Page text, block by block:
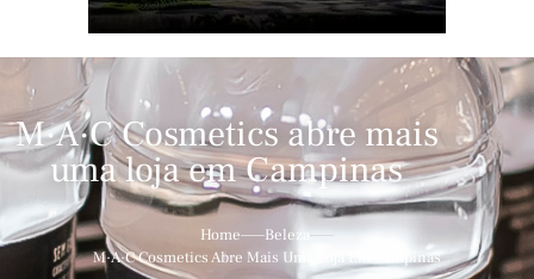
M·A·C Cosmetics abre mais
uma loja em Campinas
Home
Beleza
M·A·C Cosmetics Abre Mais Uma Loja Em Campinas